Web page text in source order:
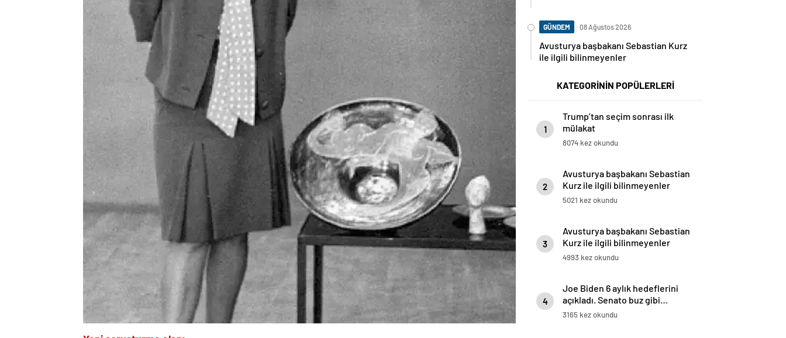
GÜNDEM 08 Ağustos 2026
Avusturya başbakanı Sebastian Kurz
ile ilgili bilinmeyenler
KATEGORİNİN POPÜLERLERİ
1
Trump’tan seçim sonrası ilk
mülakat
8074 kez okundu
2
Avusturya başbakanı Sebastian
Kurz ile ilgili bilinmeyenler
5021 kez okundu
3
Avusturya başbakanı Sebastian
Kurz ile ilgili bilinmeyenler
4993 kez okundu
4
Joe Biden 6 aylık hedeflerini
açıkladı. Senato buz gibi…
3165 kez okundu